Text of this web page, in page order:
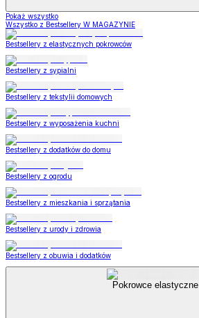
Pokaż wszystko
Wszystko z Bestsellery W MAGAZYNIE
Bestsellery z elastycznych pokrowców
Bestsellery z sypialni
Bestsellery z tekstylii domowych
Bestsellery z wyposażenia kuchni
Bestsellery z dodatków do domu
Bestsellery z ogrodu
Bestsellery z mieszkania i sprzątania
Bestsellery z urody i zdrowia
Bestsellery z obuwia i dodatków
Pokrowce elastyczne